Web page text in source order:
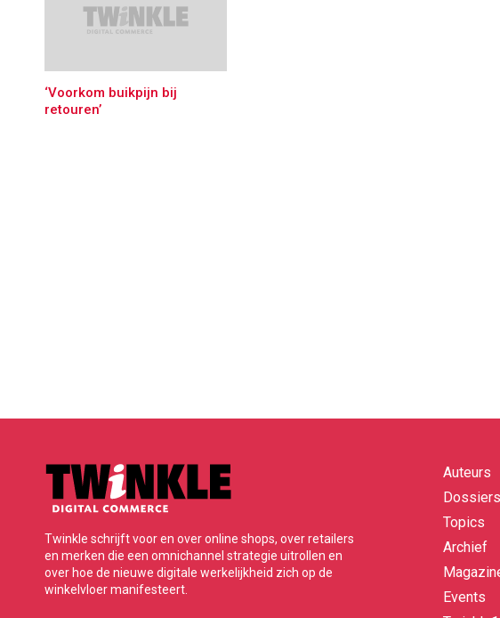
‘Voorkom buikpijn bij
retouren’
Twinkle schrijft voor en over online shops, over retailers
en merken die een omnichannel strategie uitrollen en
over hoe de nieuwe digitale werkelijkheid zich op de
winkelvloer manifesteert.
Quick
links
Auteurs
Dossiers
Topics
Archief
Events